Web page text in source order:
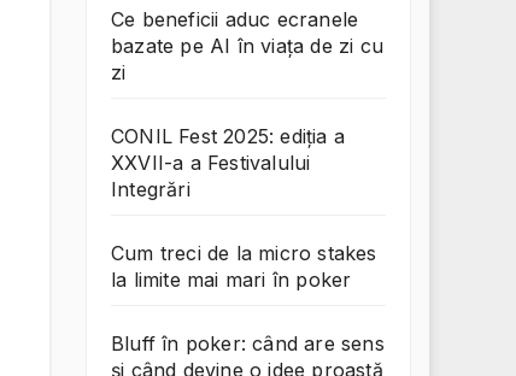
Ce beneficii aduc ecranele
bazate pe AI în viața de zi cu
zi
CONIL Fest 2025: ediția a
XXVII-a a Festivalului
Integrări
Cum treci de la micro stakes
la limite mai mari în poker
Bluff în poker: când are sens
și când devine o idee proastă